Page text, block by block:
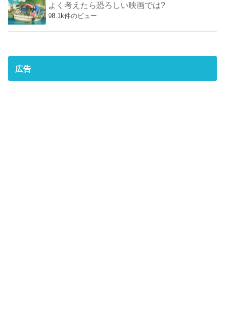
よく考えたら恐ろしい映画では?
98.1k件のビュー
広告